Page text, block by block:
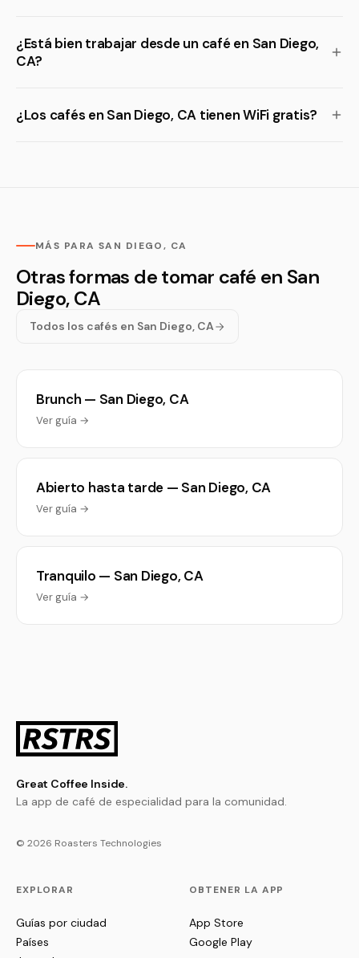
¿Está bien trabajar desde un café en San Diego,
CA?
¿Los cafés en San Diego, CA tienen WiFi gratis?
MÁS PARA SAN DIEGO, CA
Otras formas de tomar café en San
Diego, CA
Todos los cafés en San Diego, CA
Brunch — San Diego, CA
Ver guía →
Abierto hasta tarde — San Diego, CA
Ver guía →
Tranquilo — San Diego, CA
Ver guía →
Great Coffee Inside.
La app de café de especialidad para la comunidad.
© 2026 Roasters Technologies
EXPLORAR
Guías por ciudad
Países
OBTENER LA APP
App Store
Google Play